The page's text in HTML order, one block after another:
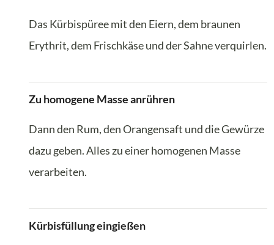
Das Kürbispüree mit den Eiern, dem braunen
Erythrit, dem Frischkäse und der Sahne verquirlen.
Zu homogene Masse anrühren
Dann den Rum, den Orangensaft und die Gewürze
dazu geben. Alles zu einer homogenen Masse
verarbeiten.
Kürbisfüllung eingießen